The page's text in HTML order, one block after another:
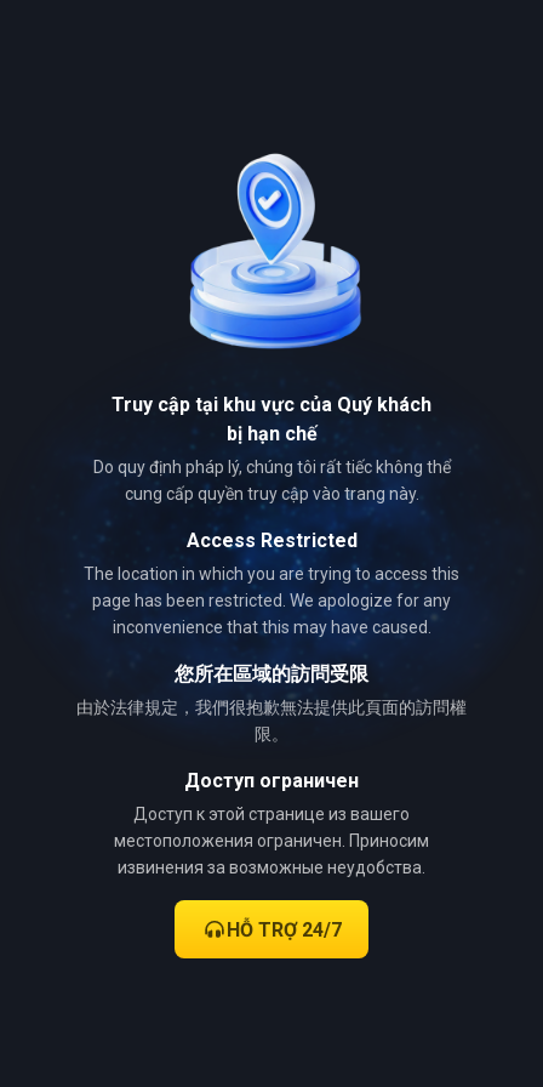
Truy cập tại khu vực của Quý khách
bị hạn chế
Do quy định pháp lý, chúng tôi rất tiếc không thể
cung cấp quyền truy cập vào trang này.
Access Restricted
The location in which you are trying to access this
page has been restricted. We apologize for any
inconvenience that this may have caused.
您所在區域的訪問受限
由於法律規定，我們很抱歉無法提供此頁面的訪問權
限。
Доступ ограничен
Доступ к этой странице из вашего
местоположения ограничен. Приносим
извинения за возможные неудобства.
HỖ TRỢ 24/7